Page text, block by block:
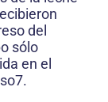
del
sólo
en el